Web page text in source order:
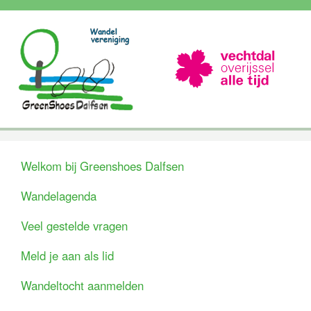
Welkom bij Greenshoes Dalfsen
Wandelagenda
Veel gestelde vragen
Meld je aan als lid
Wandeltocht aanmelden